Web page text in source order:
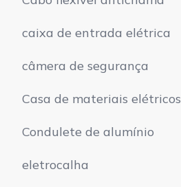
caixa de entrada elétrica
câmera de segurança
Casa de materiais elétricos
Condulete de alumínio
eletrocalha